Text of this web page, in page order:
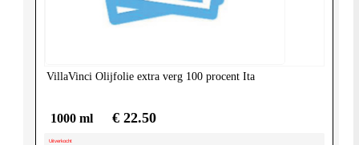
VillaVinci Olijfolie extra verg 100 procent Ita
1000 ml € 22.50
Uitverkocht